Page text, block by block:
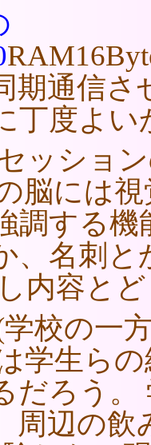
期通信
丁度よ
ッショ
脳には
調する
、名刺と
内容と
校の一
学生ら
だろう。
周辺の飲